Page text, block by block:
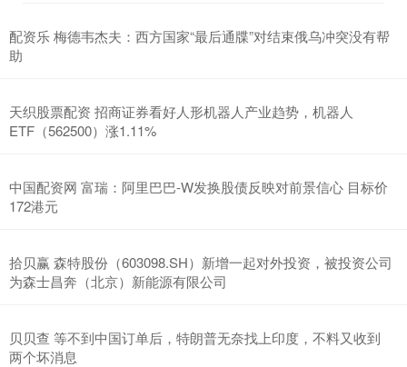
配资乐 梅德韦杰夫：西方国家“最后通牒”对结束俄乌冲突没有帮
助
天织股票配资 招商证券看好人形机器人产业趋势，机器人
ETF（562500）涨1.11%
中国配资网 富瑞：阿里巴巴-W发换股债反映对前景信心 目标价
172港元
拾贝赢 森特股份（603098.SH）新增一起对外投资，被投资公司
为森士昌奔（北京）新能源有限公司
贝贝查 等不到中国订单后，特朗普无奈找上印度，不料又收到
两个坏消息